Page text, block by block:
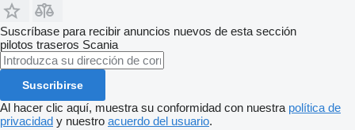
Suscríbase para recibir anuncios nuevos de esta sección
pilotos traseros Scania
Suscribirse
Al hacer clic aquí, muestra su conformidad con nuestra política de
privacidad y nuestro acuerdo del usuario.